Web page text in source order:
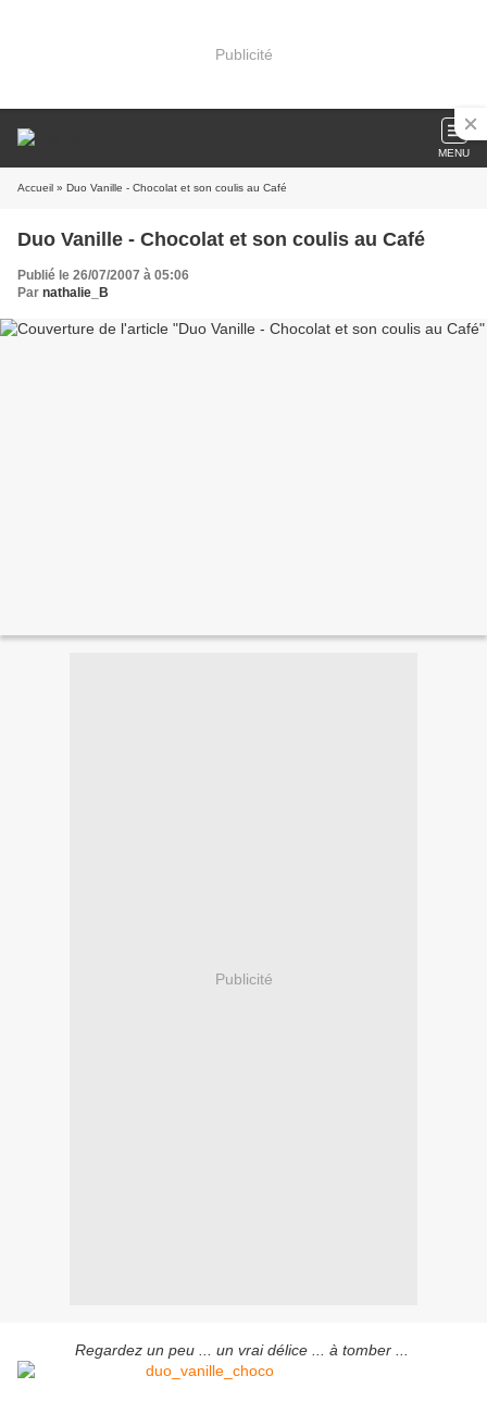
Publicité
MENU
Accueil » Duo Vanille - Chocolat et son coulis au Café
Duo Vanille - Chocolat et son coulis au Café
Publié le 26/07/2007 à 05:06
Par nathalie_B
Publicité
Regardez un peu ... un vrai délice ... à tomber ...